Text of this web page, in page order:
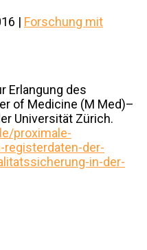
| Forschung mit
Erlangung des
of Medicine (M Med)–
Universität Zürich.
proximale-
registerdaten-der-
in-der-